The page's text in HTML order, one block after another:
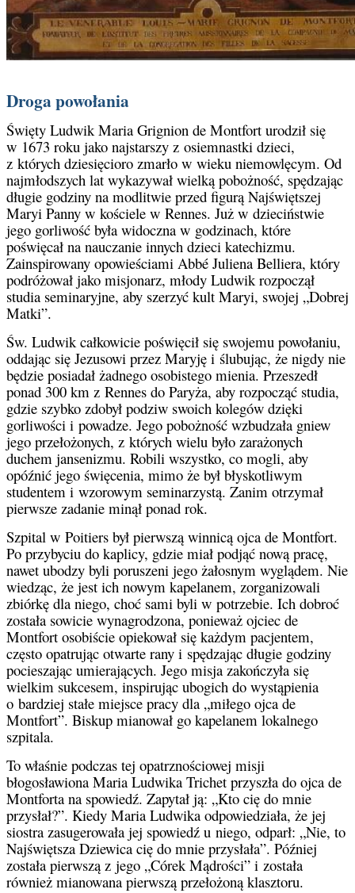
Droga powołania
Święty Ludwik Maria Grignion de Montfort urodził się
w 1673 roku jako najstarszy z osiemnastki dzieci,
z których dziesięcioro zmarło w wieku niemowlęcym. Od
najmłodszych lat wykazywał wielką pobożność, spędzając
długie godziny na modlitwie przed figurą Najświętszej
Maryi Panny w kościele w Rennes. Już w dzieciństwie
jego gorliwość była widoczna w godzinach, które
poświęcał na nauczanie innych dzieci katechizmu.
Zainspirowany opowieściami Abbé Juliena Belliera, który
podróżował jako misjonarz, młody Ludwik rozpoczął
studia seminaryjne, aby szerzyć kult Maryi, swojej „Dobrej
Matki”.
Św. Ludwik całkowicie poświęcił się swojemu powołaniu,
oddając się Jezusowi przez Maryję i ślubując, że nigdy nie
będzie posiadał żadnego osobistego mienia. Przeszedł
ponad 300 km z Rennes do Paryża, aby rozpocząć studia,
gdzie szybko zdobył podziw swoich kolegów dzięki
gorliwości i powadze. Jego pobożność wzbudzała gniew
jego przełożonych, z których wielu było zarażonych
duchem jansenizmu. Robili wszystko, co mogli, aby
opóźnić jego święcenia, mimo że był błyskotliwym
studentem i wzorowym seminarzystą. Zanim otrzymał
pierwsze zadanie minął ponad rok.
Szpital w Poitiers był pierwszą winnicą ojca de Montfort.
Po przybyciu do kaplicy, gdzie miał podjąć nową pracę,
nawet ubodzy byli poruszeni jego żałosnym wyglądem. Nie
wiedząc, że jest ich nowym kapelanem, zorganizowali
zbiórkę dla niego, choć sami byli w potrzebie. Ich dobroć
została sowicie wynagrodzona, ponieważ ojciec de
Montfort osobiście opiekował się każdym pacjentem,
często opatrując otwarte rany i spędzając długie godziny
pocieszając umierających. Jego misja zakończyła się
wielkim sukcesem, inspirując ubogich do wystąpienia
o bardziej stałe miejsce pracy dla „miłego ojca de
Montfort”. Biskup mianował go kapelanem lokalnego
szpitala.
To właśnie podczas tej opatrznościowej misji
błogosławiona Maria Ludwika Trichet przyszła do ojca de
Montforta na spowiedź. Zapytał ją: „Kto cię do mnie
przysłał?”. Kiedy Maria Ludwika odpowiedziała, że jej
siostra zasugerowała jej spowiedź u niego, odparł: „Nie, to
Najświętsza Dziewica cię do mnie przysłała”. Później
została pierwszą z jego „Córek Mądrości” i została
również mianowana pierwszą przełożoną klasztoru.